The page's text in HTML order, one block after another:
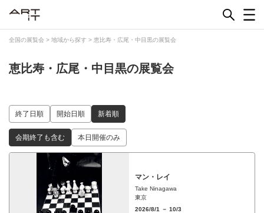
全国の展覧会 > 地域から探す > 恵比寿・広尾・中目黒の展覧会
恵比寿・広尾・中目黒の展覧会
終了日順 開始日順 新着順
会期終了も含む 本日開催のみ
マン・レイ
Take Ninagawa
東京
2026/8/1 － 10/3